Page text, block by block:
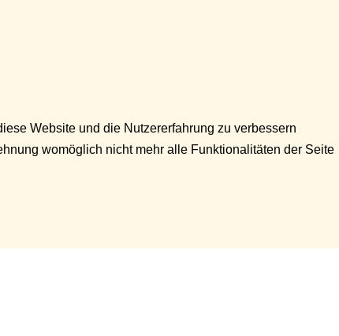
Website und die Nutzererfahrung zu verbessern
womöglich nicht mehr alle Funktionalitäten der Seite